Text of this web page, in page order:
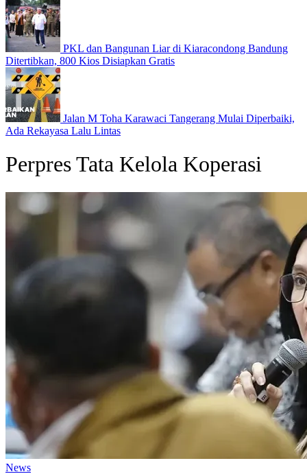
PKL dan Bangunan Liar di Kiaracondong Bandung
Ditertibkan, 800 Kios Disiapkan Gratis
Jalan M Toha Karawaci Tangerang Mulai Diperbaiki,
Ada Rekayasa Lalu Lintas
Perpres Tata Kelola Koperasi
News